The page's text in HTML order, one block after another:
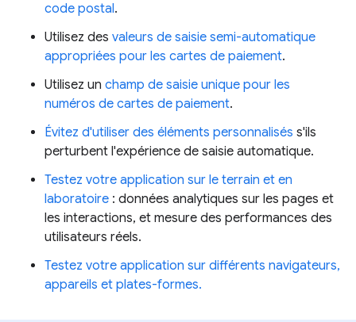
code postal.
Utilisez des valeurs de saisie semi-automatique
appropriées pour les cartes de paiement.
Utilisez un champ de saisie unique pour les
numéros de cartes de paiement.
Évitez d'utiliser des éléments personnalisés s'ils
perturbent l'expérience de saisie automatique.
Testez votre application sur le terrain et en
laboratoire : données analytiques sur les pages et
les interactions, et mesure des performances des
utilisateurs réels.
Testez votre application sur différents navigateurs,
appareils et plates-formes.